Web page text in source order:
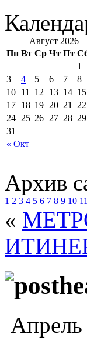
Август 2026
Пн Вт Ср Чт Пт
« Окт
1
3
4 5 6 7 8
10 11 12 13 14 15
17 18 19 20 21 22
24 25 26 27 28 29
31
Архив
1 2 3 4 5 6 7 8 9 10 11
«